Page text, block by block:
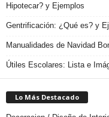
Hipotecar? y Ejemplos
Gentrificación: ¿Qué es? y
Manualidades de Navidad
Útiles Escolares: Lista e
Lo Más Destacado